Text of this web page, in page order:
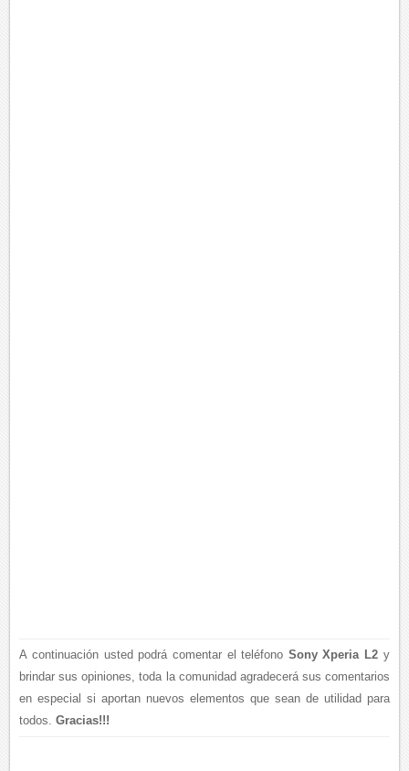
A continuación usted podrá comentar el teléfono Sony Xperia L2 y
brindar sus opiniones, toda la comunidad agradecerá sus comentarios
en especial si aportan nuevos elementos que sean de utilidad para
todos.Gracias!!!